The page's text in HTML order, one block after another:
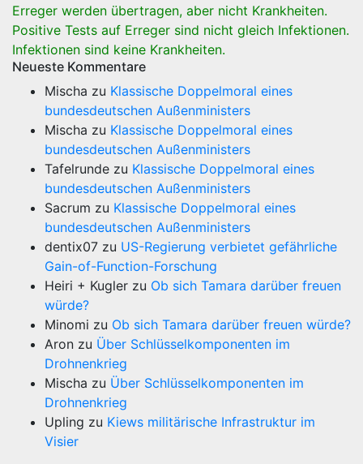
Erreger werden übertragen, aber nicht Krankheiten.
Positive Tests auf Erreger sind nicht gleich Infektionen.
Infektionen sind keine Krankheiten.
Neueste Kommentare
Mischa zu Klassische Doppelmoral eines
bundesdeutschen Außenministers
Mischa zu Klassische Doppelmoral eines
bundesdeutschen Außenministers
Tafelrunde zu Klassische Doppelmoral eines
bundesdeutschen Außenministers
Sacrum zu Klassische Doppelmoral eines
bundesdeutschen Außenministers
dentix07 zu US-Regierung verbietet gefährliche
Gain-of-Function-Forschung
Heiri + Kugler zu Ob sich Tamara darüber freuen
würde?
Minomi zu Ob sich Tamara darüber freuen würde?
Aron zu Über Schlüsselkomponenten im
Drohnenkrieg
Mischa zu Über Schlüsselkomponenten im
Drohnenkrieg
Upling zu Kiews militärische Infrastruktur im
Visier